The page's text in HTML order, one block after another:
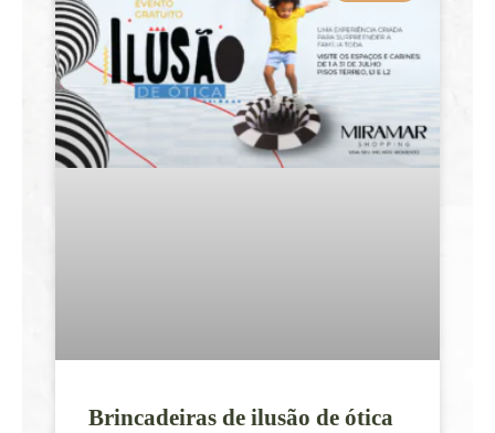
Brincadeiras de ilusão de ótica